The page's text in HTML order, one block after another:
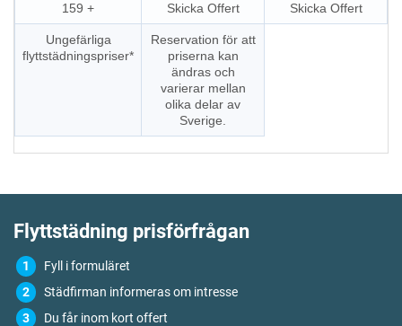
159 + Skicka Offert Skicka Offert
Ungefärliga
flyttstädningspriser*
Reservation för att
priserna kan
ändras och
varierar mellan
olika delar av
Sverige.
Flyttstädning prisförfrågan
Fyll i formuläret
Städfirman informeras om intresse
Du får inom kort offert